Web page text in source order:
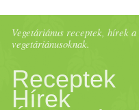
Vegetáriánus receptek, hírek
vegetáriánusoknak.
Receptek
Hírek